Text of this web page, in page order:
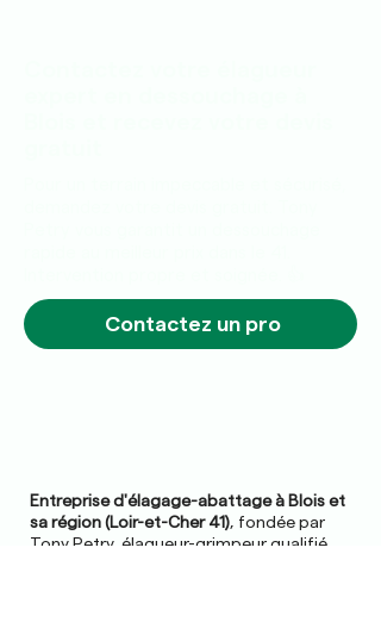
Contactez un pro
Entreprise d'élagage-abattage à Blois et
sa région (Loir-et-Cher 41), fondée par
Tony Petry, élagueur-grimpeur qualifié.